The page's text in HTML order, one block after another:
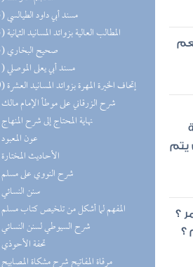
(13) مسند أبي داود الطيالسي
(13) المطالب العالية بزوائد المسانيد الثمانية
(13) صحيح البخاري
(11) مسند أبي يعلى الموصلي
(10) إتحاف الخيرة المهرة بزوائد المسانيد العشرة
(8) شرح الزرقاني على موطأ الإمام مالك
(8) نهاية المحتاج إلى شرح المنهاج
(8) عون المعبود
(8) الأحاديث المختارة
(7) شرح النووي على مسلم
(7) سنن النسائي
(7) المفهم لما أشكل من تلخيص كتاب مسلم
(7) شرح السيوطي لسنن النسائي
(7) تحفة الأحوذي
(6) مرقاة المفاتيح شرح مشكاة المصابيح
يتم
؟
؟